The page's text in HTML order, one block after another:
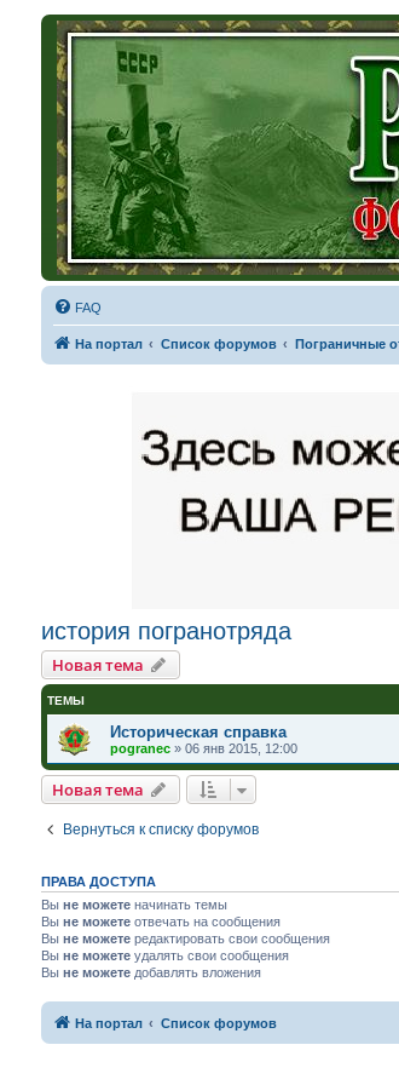
FAQ
На портал Список форумов Пограничные
история погранотряда
Новая тема
ТЕМЫ
Историческая справка
pogranec» 06 янв 2015, 12:00
Новая тема
Вернуться к списку форумов
ПРАВА ДОСТУПА
Вы не можетеначинать темы
Вы не можетеотвечать на сообщения
Вы не можетередактировать свои сообщения
Вы не можетеудалять свои сообщения
Вы не можетедобавлять вложения
На портал Список форумов